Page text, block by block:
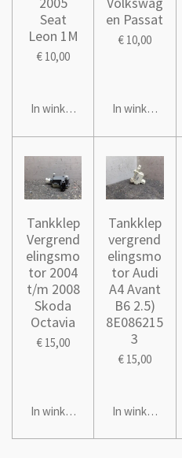
Seat
Leon 1M
€ 10,00
In winkelwagen
en Passat
€ 10,00
In winkelwagen
Tankklep
Vergrend
elingsmo
tor 2004
t/m 2008
Skoda
Octavia
€ 15,00
In winkelwagen
Tankklep
vergrend
elingsmo
tor Audi
A4 Avant
B6 2.5)
8E086215
3
€ 15,00
In winkelwagen